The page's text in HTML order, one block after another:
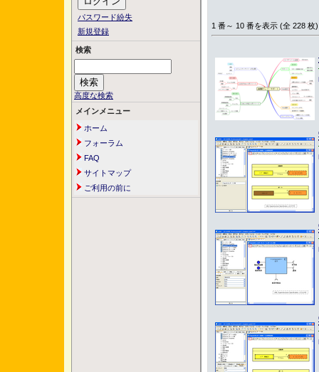
パスワード紛失
新規登録
検索
高度な検索
メインメニュー
ホーム
フォーラム
FAQ
サイトマップ
ご利用の前に
1 番～ 10 番を表示 (全 228 枚)